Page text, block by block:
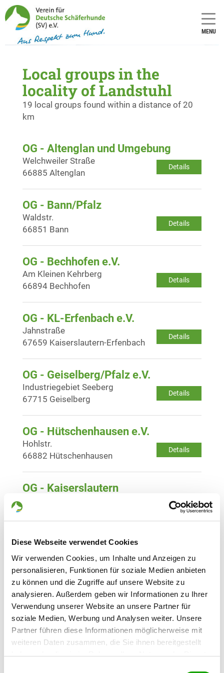
Diese Webseite verwendet Cookies
Wir verwenden Cookies, um Inhalte und Anzeigen zu
personalisieren, Funktionen für soziale Medien anbieten
zu können und die Zugriffe auf unsere Website zu
analysieren. Außerdem geben wir Informationen zu Ihrer
Verwendung unserer Website an unsere Partner für
soziale Medien, Werbung und Analysen weiter. Unsere
Partner führen diese Informationen möglicherweise mit
weiteren Daten zusammen, die Sie ihnen bereitgestellt
haben oder die sie im Rahmen Ihrer Nutzung der Dienste
MENU
Local groups in the
locality of Landstuhl
19 local groups found within a distance of 20
km
OG - Altenglan und Umgebung
Details
Welchweiler Straße
66885 Altenglan
OG - Bann/Pfalz
Details
Waldstr.
66851 Bann
OG - Bechhofen e.V.
Details
Am Kleinen Kehrberg
66894 Bechhofen
OG - KL-Erfenbach e.V.
Details
Jahnstraße
67659 Kaiserslautern-Erfenbach
OG - Geiselberg/Pfalz e.V.
Details
Industriegebiet Seeberg
67715 Geiselberg
OG - Hütschenhausen e.V.
Details
Hohlstr.
66882 Hütschenhausen
OG - Kaiserslautern
Details
OG - Kübelberg/Pfalz
Details
Waldstr. 16
66901 Schönenberg-Kübelberg
OG - Linden/Pfalz
Details
Am Rauschenbuckel
66851 Linden
OG - Olsbrücken und Umgebung e.V.